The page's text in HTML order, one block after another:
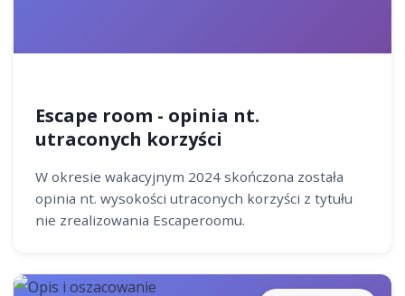
Escape room - opinia nt.
utraconych korzyści
W okresie wakacyjnym 2024 skończona została
opinia nt. wysokości utraconych korzyści z tytułu
nie zrealizowania Escaperoomu.